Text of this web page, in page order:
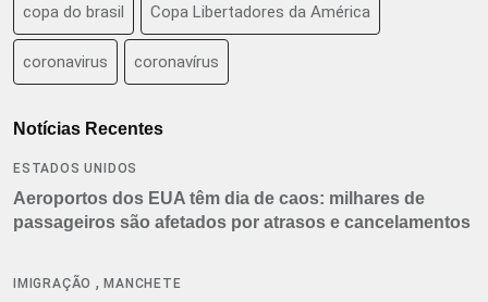
copa do brasil Copa Libertadores da América
coronavirus coronavírus
Notícias Recentes
ESTADOS UNIDOS
Aeroportos dos EUA têm dia de caos: milhares de
passageiros são afetados por atrasos e cancelamentos
IMIGRAÇÃO ,MANCHETE